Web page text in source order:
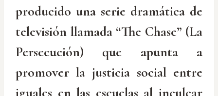
producido una serie dramática de
televisión llamada “The Chase” (La
Persecución) que apunta a
promover la justicia social entre